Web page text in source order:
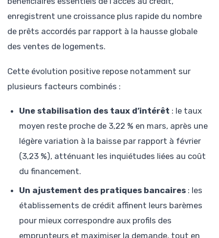
enregistrent une croissance plus rapide du nombre
de prêts accordés par rapport à la hausse globale
des ventes de logements.
Cette évolution positive repose notamment sur
plusieurs facteurs combinés :
Une stabilisation des taux d’intérêt : le taux
moyen reste proche de 3,22 % en mars, après une
légère variation à la baisse par rapport à février
(3,23 %), atténuant les inquiétudes liées au coût
du financement.
Un ajustement des pratiques bancaires : les
établissements de crédit affinent leurs barèmes
pour mieux correspondre aux profils des
emprunteurs et maximiser la demande, tout en